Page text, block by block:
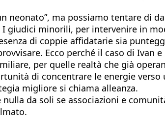
neonato”, ma possiamo tentare di
giudici minorili, per intervenire in
di coppie affidatarie sia
Ecco perché il caso di Ivan
per quelle realtà che già
di concentrare le energie
migliore si chiama alleanza.
da soli se associazioni e